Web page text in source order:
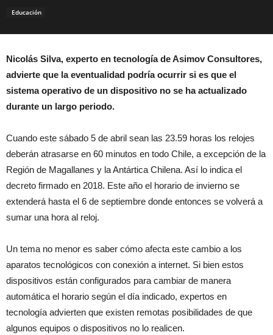
Educación
Nicolás Silva, experto en tecnología de Asimov Consultores,
advierte que la eventualidad podría ocurrir si es que el
sistema operativo de un dispositivo no se ha actualizado
durante un largo periodo.
Cuando este sábado 5 de abril sean las 23.59 horas los relojes
deberán atrasarse en 60 minutos en todo Chile, a excepción de la
Región de Magallanes y la Antártica Chilena. Así lo indica el
decreto firmado en 2018. Este año el horario de invierno se
extenderá hasta el 6 de septiembre donde entonces se volverá a
sumar una hora al reloj.
Un tema no menor es saber cómo afecta este cambio a los
aparatos tecnológicos con conexión a internet. Si bien estos
dispositivos están configurados para cambiar de manera
automática el horario según el día indicado, expertos en
tecnología advierten que existen remotas posibilidades de que
algunos equipos o dispositivos no lo realicen.